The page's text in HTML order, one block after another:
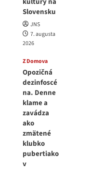
Slovensku
JNS
7. augusta
2026
Z Domova
Opozičná
dezinfoscé
na. Denne
klame a
zavádza
ako
zmätené
klubko
pubertiako
v